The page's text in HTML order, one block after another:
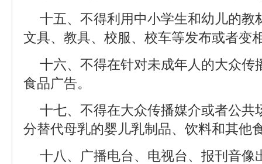
十五、不得利用中小学生和幼儿的教
文具、教具、校服、校车等发布或者变
十六、不得在针对未成年人的大众传
食品广告。
十七、不得在大众传播媒介或者公共
分替代母乳的婴儿乳制品、饮料和其他
十八、广播电台、电视台、报刊音像